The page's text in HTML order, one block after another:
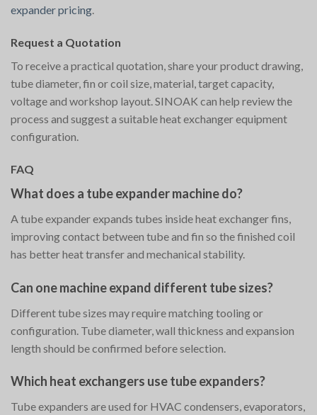
expander pricing.
Request a Quotation
To receive a practical quotation, share your product drawing,
tube diameter, fin or coil size, material, target capacity,
voltage and workshop layout. SINOAK can help review the
process and suggest a suitable heat exchanger equipment
configuration.
FAQ
What does a tube expander machine do?
A tube expander expands tubes inside heat exchanger fins,
improving contact between tube and fin so the finished coil
has better heat transfer and mechanical stability.
Can one machine expand different tube sizes?
Different tube sizes may require matching tooling or
configuration. Tube diameter, wall thickness and expansion
length should be confirmed before selection.
Which heat exchangers use tube expanders?
Tube expanders are used for HVAC condensers, evaporators,